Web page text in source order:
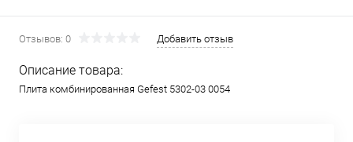
Отзывов: 0 Добавить отзыв
Описание товара:
Плита комбинированная Gefest 5302-03 0054